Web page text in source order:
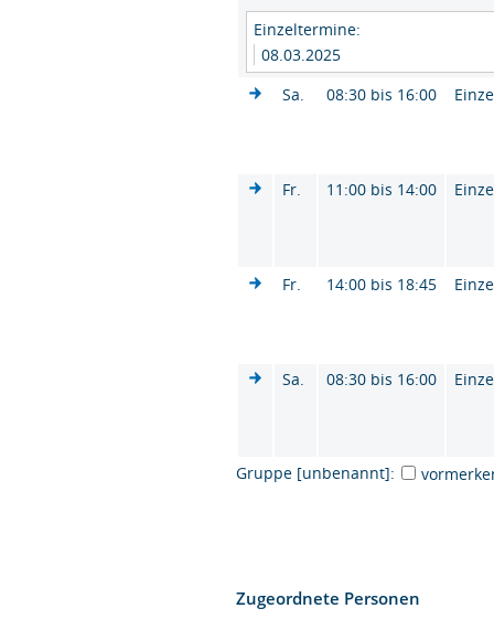
Einzeltermine:
08.03.2025
Sa.
08:30 bis 16:00
Fr. 11:00 bis 14:00
Fr. 14:00 bis 18:45
Sa. 08:30 bis 16:00
Gruppe [unbenannt]:
Zugeordnete Personen